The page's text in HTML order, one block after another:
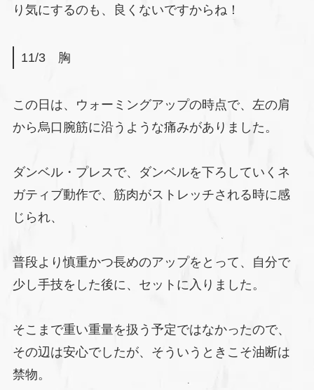
り気にするのも、良くないですからね！
11/3 胸
この日は、ウォーミングアップの時点で、左の肩
から烏口腕筋に沿うような痛みがありました。
ダンベル・プレスで、ダンベルを下ろしていくネ
ガティブ動作で、筋肉がストレッチされる時に感
じられ、
普段より慎重かつ長めのアップをとって、自分で
少し手技をした後に、セットに入りました。
そこまで重い重量を扱う予定ではなかったので、
その辺は安心でしたが、そういうときこそ油断は
禁物。